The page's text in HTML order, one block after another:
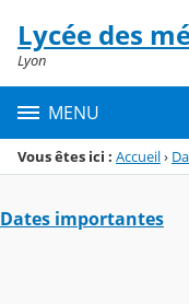
Menu de la rubrique
Contenu
Lycée des
Lyon
MENU
Vous êtes ici : Accueil›
Dates importantes